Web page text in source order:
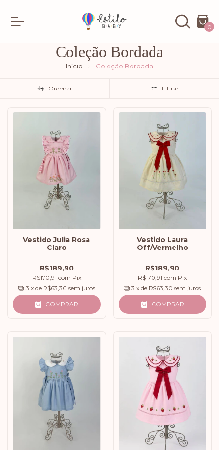
0
Coleção Bordada
Início Coleção Bordada
Ordenar Filtrar
Vestido Julia Rosa
Claro
R$189,90
R$170,91 com Pix
3 x de R$63,30 sem juros
COMPRAR
Vestido Laura
Off/Vermelho
R$189,90
R$170,91com Pix
3 x de R$63,30 sem juros
COMPRAR